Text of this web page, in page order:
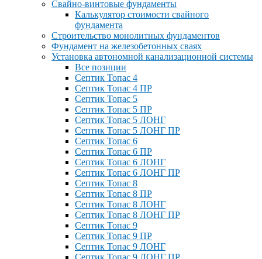
Свайно-винтовые фундаменты
Калькулятор стоимости свайного
фундамента
Строительство монолитных фундаментов
Фундамент на железобетонных сваях
Установка автономной канализационной системы
Все позиции
Септик Топас 4
Септик Топас 4 ПР
Септик Топас 5
Септик Топас 5 ПР
Септик Топас 5 ЛОНГ
Септик Топас 5 ЛОНГ ПР
Септик Топас 6
Септик Топас 6 ПР
Септик Топас 6 ЛОНГ
Септик Топас 6 ЛОНГ ПР
Септик Топас 8
Септик Топас 8 ПР
Септик Топас 8 ЛОНГ
Септик Топас 8 ЛОНГ ПР
Септик Топас 9
Септик Топас 9 ПР
Септик Топас 9 ЛОНГ
Септик Топас 9 ЛОНГ ПР